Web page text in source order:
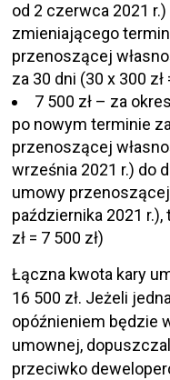
od 2 czerwca 2021
zmieniającego
przenoszącej
za 30 dni (30 x 300 zł
7 500 zł – za
po nowym terminie
przenoszącej
września 2021 r.) do
umowy
października 2021 r.),
zł = 7 500 zł)
Łączna kwota kary
16 500 zł. Jeżeli
opóźnieniem będzie
umownej,
przeciwko